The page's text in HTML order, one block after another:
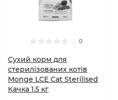
0
Сухий корм для
стерилізованих котів
Monge LCE Cat Sterilised
Качка 1.5 кг